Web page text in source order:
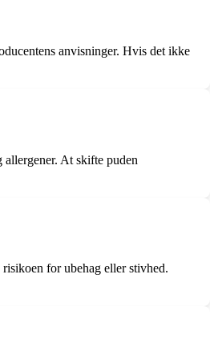
anvisninger. Hvis det ikke
At skifte puden
for ubehag eller stivhed.